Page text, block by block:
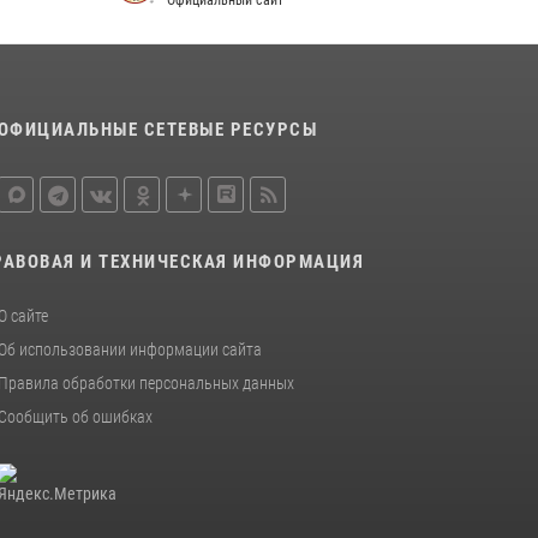
В Красноярском крае завершился военно-
которого выступил ОМОН «Ратибор»
краю.
10 июля 2026, 06:21 3
СЕТЕВЫЕ РЕСУРСЫ
И ТЕХНИЧЕСКАЯ ИНФОРМАЦИЯ
О сайте
Об использовании информации сайта
Правила обработки персональных данных
Сообщить об ошибках